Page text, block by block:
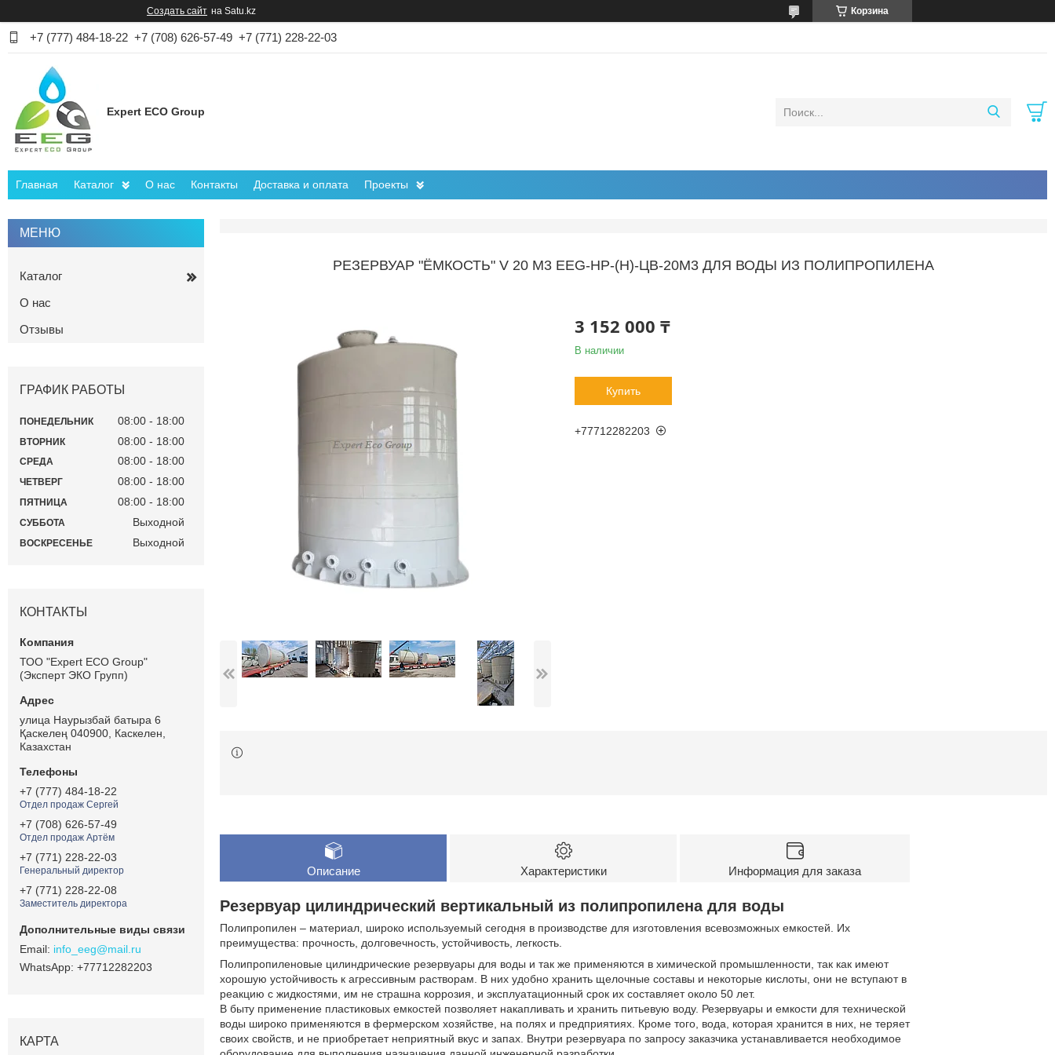
Создать сайт на Satu.kz Корзина
+7 (777) 484-18-22 +7 (708) 626-57-49 +7 (771) 228-22-03
Expert ECO Group
Главная Каталог О нас Контакты Доставка и оплата Проекты
РЕЗЕРВУАР "ЁМКОСТЬ" V 20 М3 EEG-НР-(Н)-ЦВ-20М3 ДЛЯ ВОДЫ ИЗ ПОЛИПРОПИЛЕНА
3 152 000 ₸
В наличии
Купить
+77712282203
Описание Характеристики Информация для заказа
Резервуар цилиндрический вертикальный из полипропилена для воды
Полипропилен – материал, широко используемый сегодня в производстве для изготовления всевозможных емкостей. Их
преимущества: прочность, долговечность, устойчивость, легкость.
Полипропиленовые цилиндрические резервуары для воды и так же применяются в химической промышленности, так как имеют
хорошую устойчивость к агрессивным растворам. В них удобно хранить щелочные составы и некоторые кислоты, они не вступают в
реакцию с жидкостями, им не страшна коррозия, и эксплуатационный срок их составляет около 50 лет.
В быту применение пластиковых емкостей позволяет накапливать и хранить питьевую воду. Резервуары и емкости для технической
воды широко применяются в фермерском хозяйстве, на полях и предприятиях. Кроме того, вода, которая хранится в них, не теряет
своих свойств, и не приобретает неприятный вкус и запах. Внутри резервуара по запросу заказчика устанавливается необходимое
Каталог
О нас
Отзывы
ГРАФИК РАБОТЫ
ПОНЕДЕЛЬНИК 08:00 18:00
ВТОРНИК 08:00 18:00
СРЕДА 08:00 18:00
ЧЕТВЕРГ 08:00 18:00
ПЯТНИЦА 08:00 18:00
СУББОТА Выходной
ВОСКРЕСЕНЬЕ Выходной
КОНТАКТЫ
ТОО "Expert ECO Group"
(Эксперт ЭКО Групп)
улица Наурызбай батыра 6
Қаскелең 040900, Каскелен,
Казахстан
+7 (777) 484-18-22
Отдел продаж Сергей
+7 (708) 626-57-49
Отдел продаж Артём
+7 (771) 228-22-03
Генеральный директор
+7 (771) 228-22-08
Заместитель директора
info_eeg@mail.ru
+77712282203
КАРТА